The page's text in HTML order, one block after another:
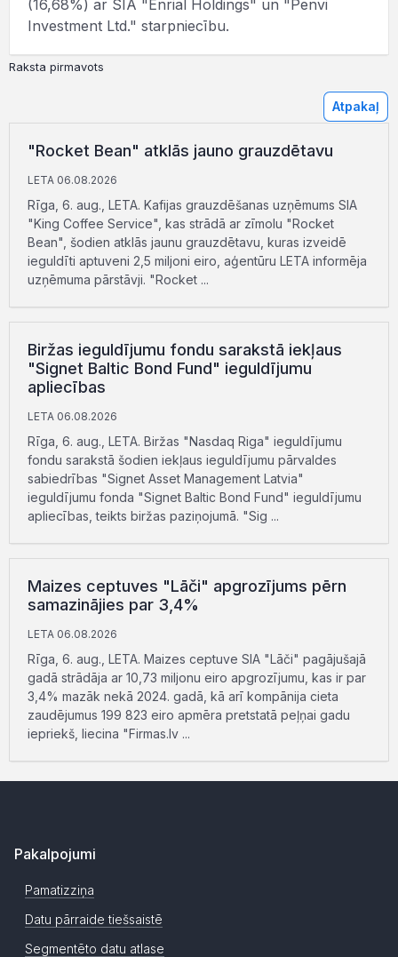
(16,68%) ar SIA "Enrial Holdings" un "Penvi
Investment Ltd." starpniecību.
Raksta pirmavots
Atpakaļ
"Rocket Bean" atklās jauno grauzdētavu
LETA 06.08.2026
Rīga, 6. aug., LETA. Kafijas grauzdēšanas uzņēmums SIA
"King Coffee Service", kas strādā ar zīmolu "Rocket
Bean", šodien atklās jaunu grauzdētavu, kuras izveidē
ieguldīti aptuveni 2,5 miljoni eiro, aģentūru LETA informēja
uzņēmuma pārstāvji. "Rocket ...
Biržas ieguldījumu fondu sarakstā iekļaus
"Signet Baltic Bond Fund" ieguldījumu
apliecības
LETA 06.08.2026
Rīga, 6. aug., LETA. Biržas "Nasdaq Riga" ieguldījumu
fondu sarakstā šodien iekļaus ieguldījumu pārvaldes
sabiedrības "Signet Asset Management Latvia"
ieguldījumu fonda "Signet Baltic Bond Fund" ieguldījumu
apliecības, teikts biržas paziņojumā. "Sig ...
Maizes ceptuves "Lāči" apgrozījums pērn
samazinājies par 3,4%
LETA 06.08.2026
Rīga, 6. aug., LETA. Maizes ceptuve SIA "Lāči" pagājušajā
gadā strādāja ar 10,73 miljonu eiro apgrozījumu, kas ir par
3,4% mazāk nekā 2024. gadā, kā arī kompānija cieta
zaudējumus 199 823 eiro apmēra pretstatā peļņai gadu
iepriekš, liecina "Firmas.lv ...
Pakalpojumi
Pamatizziņa
Datu pārraide tiešsaistē
Segmentēto datu atlase